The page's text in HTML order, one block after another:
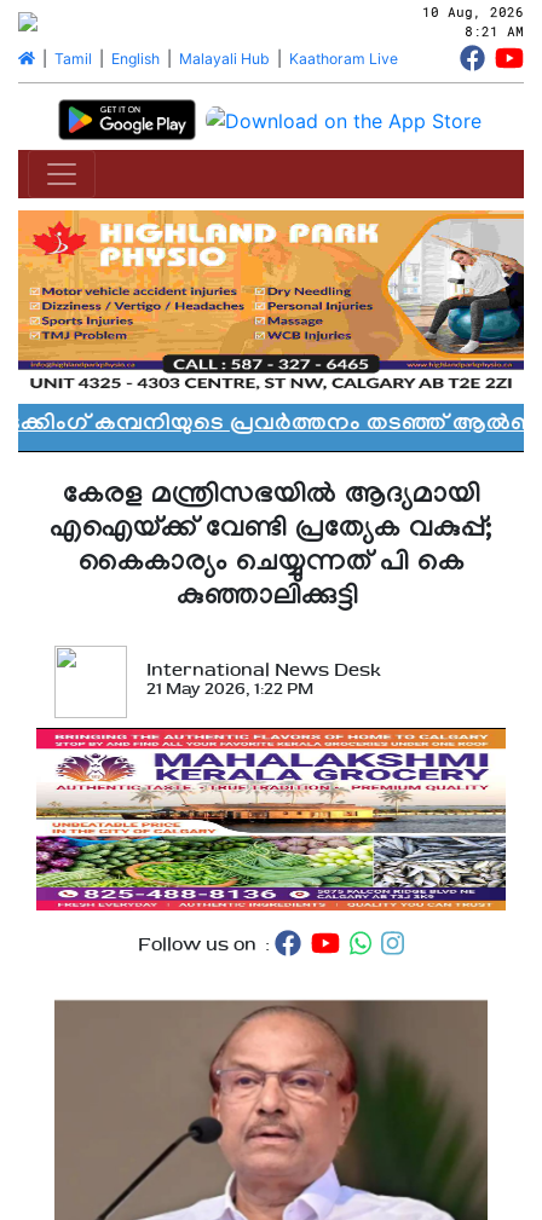
10 Aug, 2026
8:21 AM
| Tamil English| Malayali Hub Kaathoram Live
കമ്പനിയുടെ പ്രവർത്തനം തടഞ്ഞ് ആൽബർട്ട
കേരള മന്ത്രിസഭയില്‍ ആദ്യമായി
എഐയ്ക്ക് വേണ്ടി പ്രത്യേക വകുപ്പ്;
കൈകാര്യം ചെയ്യുന്നത് പി കെ
കുഞ്ഞാലിക്കുട്ടി
International News Desk
21 May 2026, 1:22 PM
Follow us on :